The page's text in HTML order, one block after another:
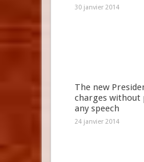
30 janvier 2014
The new
charges without
any speech
24 janvier 2014